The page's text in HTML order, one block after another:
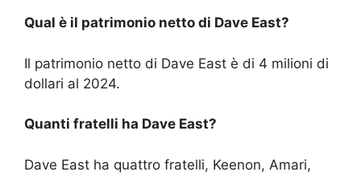
Qual è il patrimonio netto di Dave East?
Il patrimonio netto di Dave East è di 4 milioni di
dollari al 2024.
Quanti fratelli ha Dave East?
Dave East ha quattro fratelli, Keenon, Amari,